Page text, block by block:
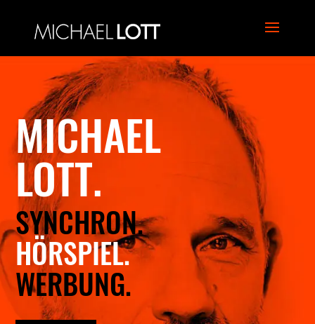
MICHAEL
LOTT.
SYNCHRON.
HÖRSPIEL.
WERBUNG.